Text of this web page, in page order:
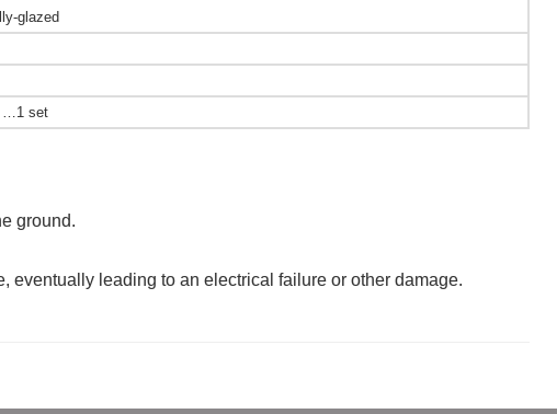
glazed
…1 set
ground.
eventually leading to an electrical failure or other damage.